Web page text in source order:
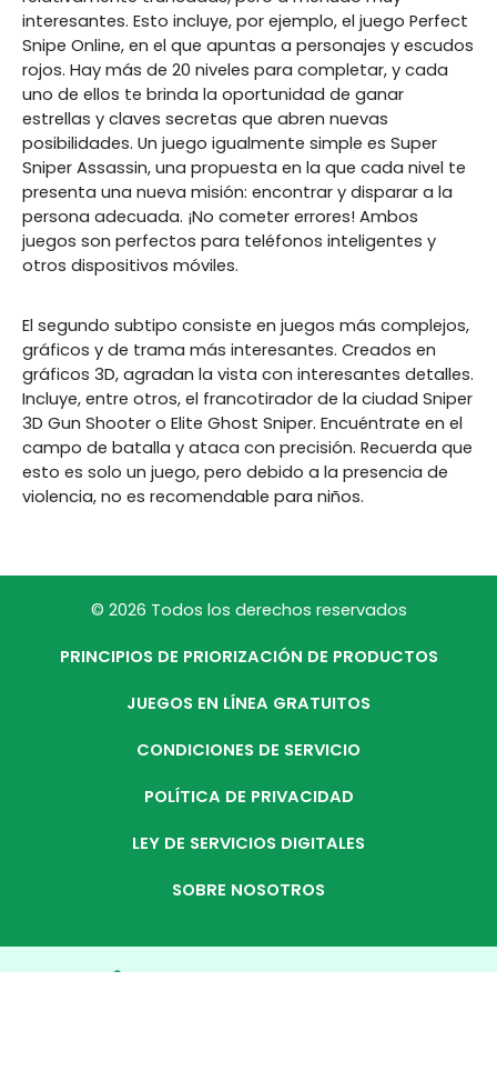
interesantes. Esto incluye, por ejemplo, el juego Perfect
Snipe Online, en el que apuntas a personajes y escudos
rojos. Hay más de 20 niveles para completar, y cada
uno de ellos te brinda la oportunidad de ganar
estrellas y claves secretas que abren nuevas
posibilidades. Un juego igualmente simple es Super
Sniper Assassin, una propuesta en la que cada nivel te
presenta una nueva misión: encontrar y disparar a la
persona adecuada. ¡No cometer errores! Ambos
juegos son perfectos para teléfonos inteligentes y
otros dispositivos móviles.
El segundo subtipo consiste en juegos más complejos,
gráficos y de trama más interesantes. Creados en
gráficos 3D, agradan la vista con interesantes detalles.
Incluye, entre otros, el francotirador de la ciudad Sniper
3D Gun Shooter o Elite Ghost Sniper. Encuéntrate en el
campo de batalla y ataca con precisión. Recuerda que
esto es solo un juego, pero debido a la presencia de
violencia, no es recomendable para niños.
© 2026 Todos los derechos reservados
PRINCIPIOS DE PRIORIZACIÓN DE PRODUCTOS
JUEGOS EN LÍNEA GRATUITOS
CONDICIONES DE SERVICIO
POLÍTICA DE PRIVACIDAD
LEY DE SERVICIOS DIGITALES
SOBRE NOSOTROS